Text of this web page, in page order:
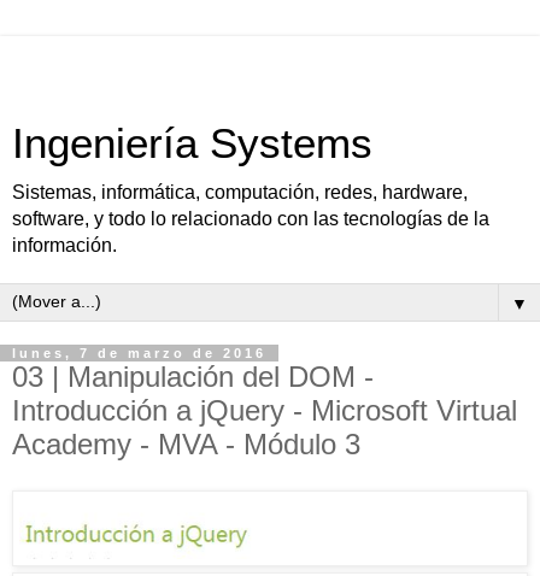
Ingeniería Systems
Sistemas, informática, computación, redes, hardware,
software, y todo lo relacionado con las tecnologías de la
información.
▼
lunes, 7 de marzo de 2016
03 | Manipulación del DOM -
Introducción a jQuery - Microsoft Virtual
Academy - MVA - Módulo 3